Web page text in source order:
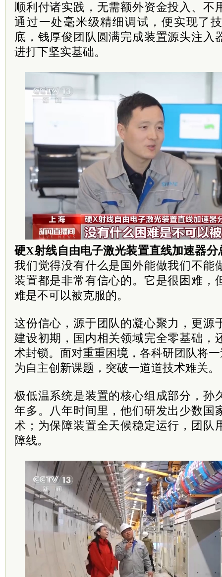
顺利付诸实践，无需额外资金投入、不
通过一处毫米级精细调试，便实现了
底，钱厚俊团队圆满完成装置源头注入
进打下坚实基础。
硬X射线自由电子激光装置直线加速器
我们觉得没有什么是国外能做我们不能
装置都是非常有信心的。它是很困难，
难是不可以被克服的。
这份信心，源于团队的凝心聚力，更源
建设初期，国内相关领域完全零基础，
术封锁。面对重重困境，各科研团队将
为自主创新课题，突破一道道技术难关。
极低温系统是装置的核心组成部分，孙
年多。八年时间里，他们研发出少数国
术；为保障装置全天候稳定运行，团队
障线。